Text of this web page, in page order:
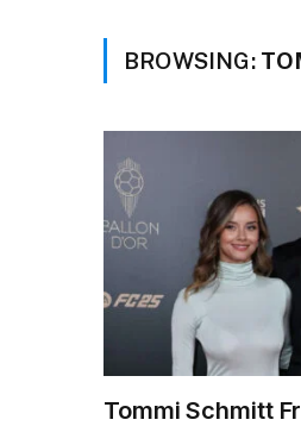
BROWSING:
Tommi Schmitt